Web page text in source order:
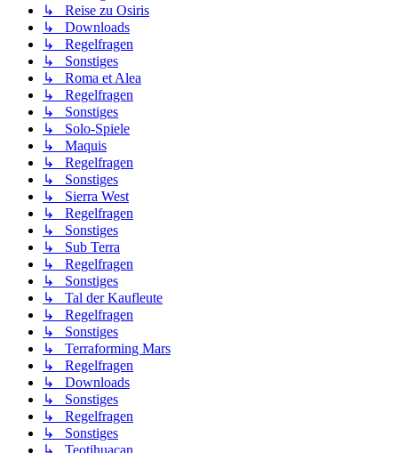
↳ Reise zu Osiris
↳ Downloads
↳ Regelfragen
↳ Sonstiges
↳ Roma et Alea
↳ Regelfragen
↳ Sonstiges
↳ Solo-Spiele
↳ Maquis
↳ Regelfragen
↳ Sonstiges
↳ Sierra West
↳ Regelfragen
↳ Sonstiges
↳ Sub Terra
↳ Regelfragen
↳ Sonstiges
↳ Tal der Kaufleute
↳ Regelfragen
↳ Sonstiges
↳ Terraforming Mars
↳ Regelfragen
↳ Downloads
↳ Sonstiges
↳ Regelfragen
↳ Sonstiges